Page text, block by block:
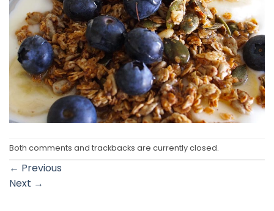
Both comments and trackbacks are currently closed.
← Previous
Next →